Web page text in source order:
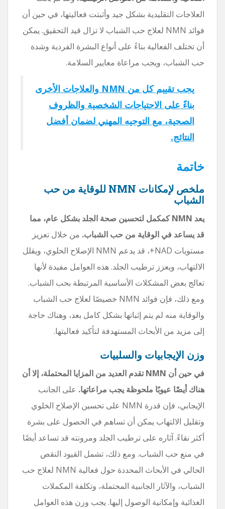
العلاجات التقليدية بشكل جيد وأثبتت فعاليتها، في حين أن
فوائد NMN لعلاج حب الشباب لا تزال قيد التحقيق. يمكن
أن تختلف الفعالية بناءً على أنواع البشرة الفردية وشدة
حب الشباب، ويجب مراعاة معايير السلامة.
يجب تقييم كل من NMN والعلاجات الأخرى
بناءً على الاحتياجات الشخصية والظروف
الصحية، مع التوجيه المهني لضمان أفضل
النتائج.
خاتمة
ملخص لإمكانات NMN للوقاية من حب
الشباب
يعد NMN كمكمل لتحسين صحة الجلد بشكل عام، مما
قد يساعد في الوقاية من حب الشباب. من خلال تعزيز
مستويات NAD+، قد يدعم NMN الإصلاح الخلوي، ويقلل
الالتهاب، ويعزز ترطيب الجلد. هذه العوامل مفيدة لأنها
تعالج بعض المشكلات الأساسية المرتبطة بحب الشباب.
ومع ذلك، فإن فوائد NMN خصيصًا لعلاج حب الشباب
والوقاية منه لم يتم إثباتها بشكل كامل بعد، وهناك حاجة
إلى مزيد من الأبحاث المستهدفة لتأكيد فعاليتها.
وزن الإيجابيات والسلبيات
في حين أن NMN تقدم العديد من المزايا المحتملة، إلا أن
هناك أيضًا عيوبًا ملحوظة يجب مراعاتها. على الجانب
الإيجابي، فإن قدرة NMN على تحسين الإصلاح الخلوي
وتقليل الالتهاب يمكن أن تساهم في الحصول على بشرة
أكثر نقاءً. آثاره على ترطيب الجلد ومرونته قد تساعد أيضًا
في منع حب الشباب. ومع ذلك، تشمل القيود النقص
الحالي في الأبحاث المحددة حول فعالية NMN لعلاج حب
الشباب، والآثار الجانبية المحتملة، وتكلفة المكملات
الغذائية وإمكانية الوصول إليها. يجب وزن هذه العوامل